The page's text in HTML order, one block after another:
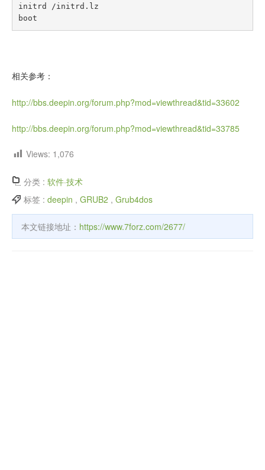
initrd /initrd.lz
boot
相关参考：
http://bbs.deepin.org/forum.php?mod=viewthread&tid=33602
http://bbs.deepin.org/forum.php?mod=viewthread&tid=33785
Views: 1,076
分类 : 软件·技术
标签 : deepin , GRUB2 , Grub4dos
本文链接地址： https://www.7forz.com/2677/